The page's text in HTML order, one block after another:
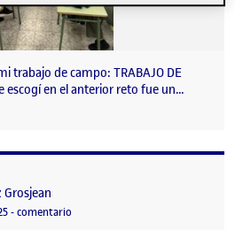
trabajo de campo: TRABAJO DE
escogí en el anterior reto fue un…
-comentario